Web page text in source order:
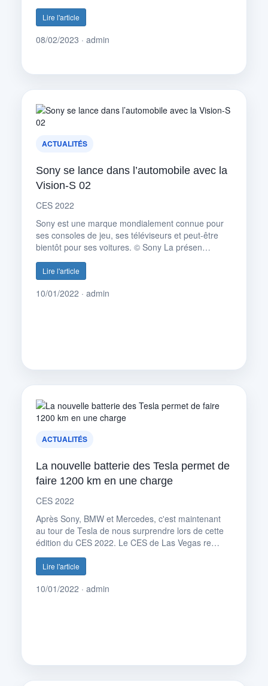
Lire l'article
08/02/2023 · admin
ACTUALITÉS
Sony se lance dans l’automobile avec la
Vision-S 02
CES 2022
Sony est une marque mondialement connue pour
ses consoles de jeu, ses téléviseurs et peut-être
bientôt pour ses voitures. © Sony La présen…
Lire l'article
10/01/2022 · admin
ACTUALITÉS
La nouvelle batterie des Tesla permet de
faire 1200 km en une charge
CES 2022
Après Sony, BMW et Mercedes, c'est maintenant
au tour de Tesla de nous surprendre lors de cette
édition du CES 2022. Le CES de Las Vegas re…
Lire l'article
10/01/2022 · admin